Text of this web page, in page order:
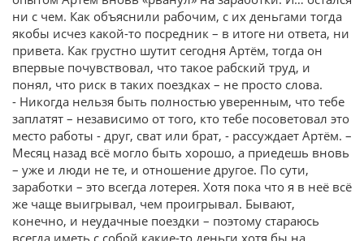
ни с чем. Как объяснили рабочим, с их деньгами тогда
якобы исчез какой-то посредник – в итоге ни ответа, ни
привета. Как грустно шутит сегодня Артём, тогда он
впервые почувствовал, что такое рабский труд, и
понял, что риск в таких поездках – не просто слова.
- Никогда нельзя быть полностью уверенным, что тебе
заплатят – независимо от того, кто тебе посоветовал это
место работы - друг, сват или брат, - рассуждает Артём. –
Месяц назад всё могло быть хорошо, а приедешь вновь
– уже и люди не те, и отношение другое. По сути,
заработки – это всегда лотерея. Хотя пока что я в неё всё
же чаще выигрывал, чем проигрывал. Бывают,
конечно, и неудачные поездки – поэтому стараюсь
всегда иметь с собой какие-то деньги хотя бы на